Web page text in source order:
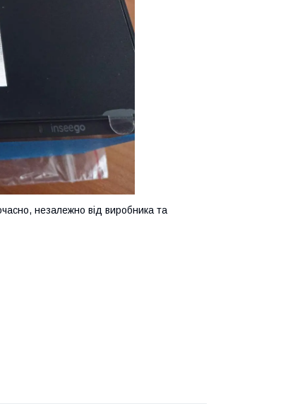
незалежно від виробника та